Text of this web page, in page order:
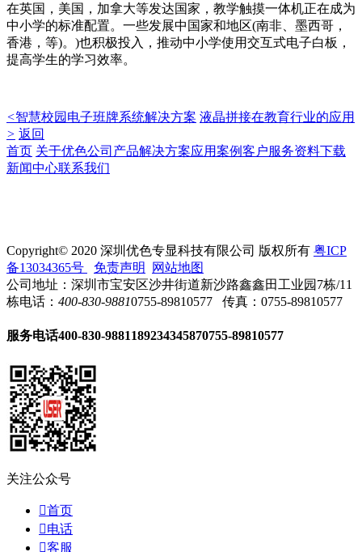
在英国，美国，加拿大等发达国家，教学触摸一体机正在成为
中小学的标准配置。一些发展中国家和地区(南非、墨西哥，
香港，等)。)也积极投入，推动中小学使用交互式电子白板，
提高学生的学习效率。
<智慧校园电子班牌系统解决方案 液晶拼接在教育行业的应用
> 返回
首页 关于优色公司产品解决方案应用案例客户服务资料下载
新闻中心联系我们
Copyright© 2020 深圳优色专显科技有限公司 版权所有 粤ICP
备13034365号
免责声明
网站地图
公司地址：深圳市宝安区沙井街道新沙路鑫鑫田工业园7栋/11
栋电话： 400-830-98810755-89810577 传真：0755-89810577
服务电话400-830-9881189234345870755-89810577
关注公众号
首页
电话
客服